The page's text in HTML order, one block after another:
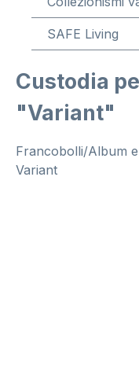
SAFE Living
Custodia
"Variant"
Francobolli/Album
Variant